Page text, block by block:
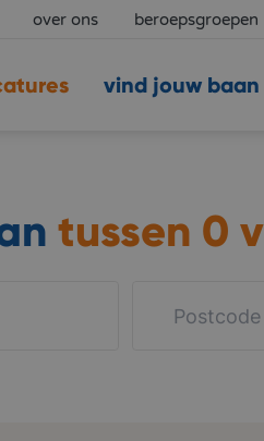
over ons beroepsgroepen
vind jouw baan
tussen 0